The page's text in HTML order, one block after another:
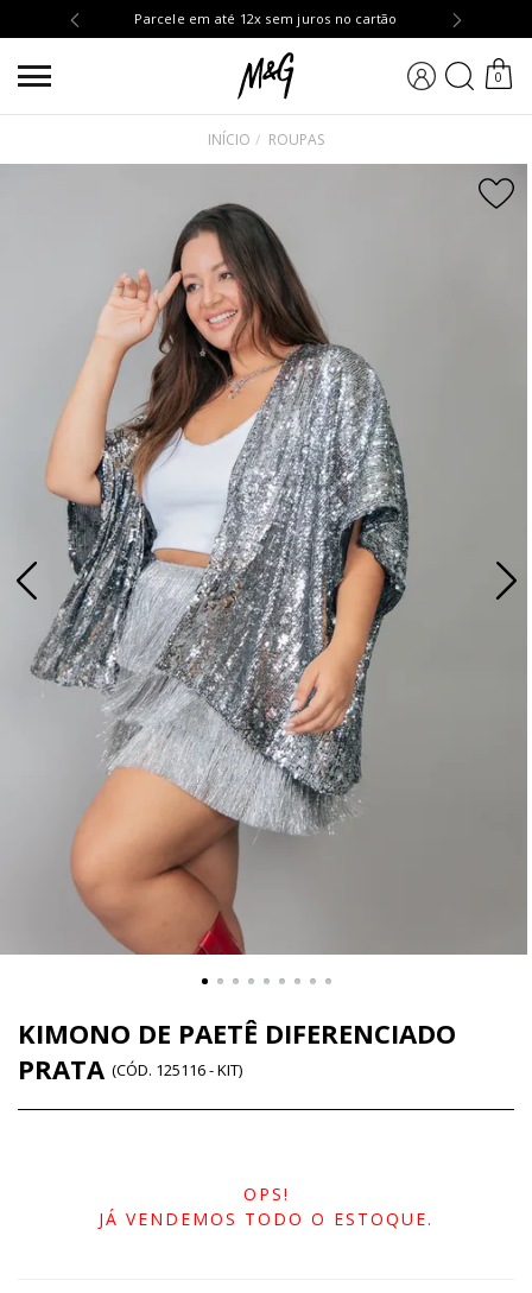
Parcele em até 12x sem juros no cartão
0
INÍCIO ROUPAS
KIMONO DE PAETÊ DIFERENCIADO
PRATA (CÓD. 125116 - KIT)
OPS!
JÁ VENDEMOS TODO O ESTOQUE.